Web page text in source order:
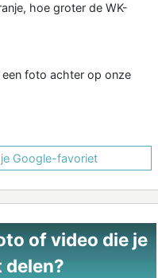
hoe groter de WK-
foto achter op onze
je Google-favoriet
of video die je
delen?